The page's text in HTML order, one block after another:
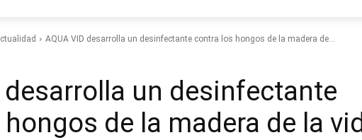
AQUA VID desarrolla un desinfectante contra los hongos de la madera de...
desarrolla un desinfectante
de la madera de la vid